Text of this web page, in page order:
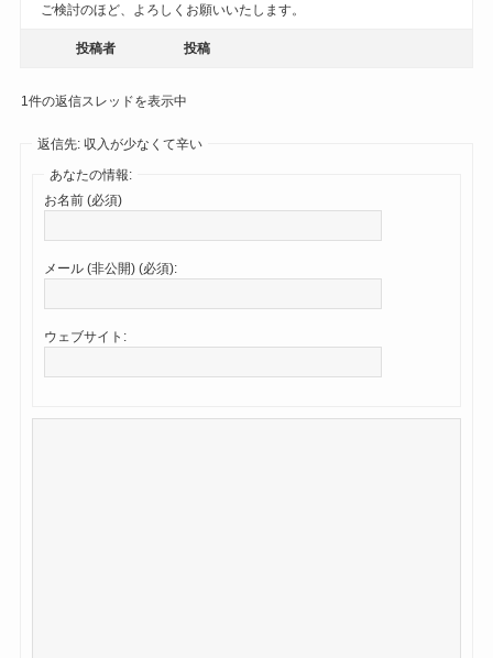
ご検討のほど、よろしくお願いいたします。
投稿者 投稿
1件の返信スレッドを表示中
返信先: 収入が少なくて辛い
あなたの情報:
お名前 (必須)
メール (非公開) (必須):
ウェブサイト: